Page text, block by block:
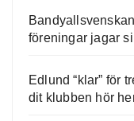
föreningar jagar
Edlund “klar” för
dit klubben hör